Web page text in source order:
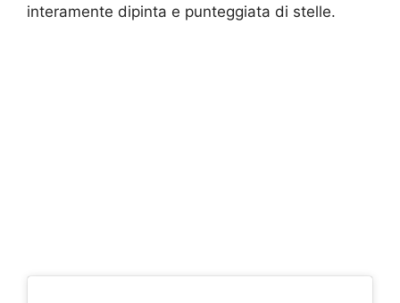
interamente dipinta e punteggiata di stelle.